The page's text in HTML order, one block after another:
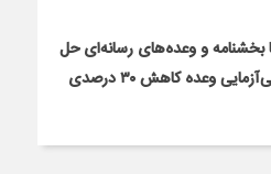
بخشنامه و وعده‌های رسانه‌ای حل
نمی‌شود! / مهرماه زمان راستی‌آزمایی وعده کاهش ۳۰ درصدی